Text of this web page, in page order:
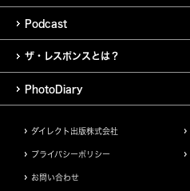
Podcast
ザ・レスポンスとは？
PhotoDiary
ダイレクト出版株式会社
プライバシーポリシー
お問い合わせ